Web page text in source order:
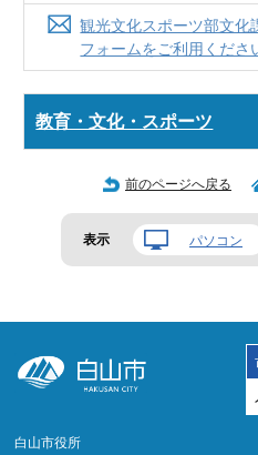
観光文化スポーツ部文化
フォームをご利用くださ
教育・文化・スポーツ
前のページへ戻る
表示 パソコン
白山市役所